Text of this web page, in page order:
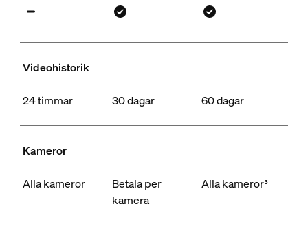
Videohistorik
24 timmar 30 dagar 60 dagar
Kameror
Alla kameror
Betala per
kamera
Alla kameror³